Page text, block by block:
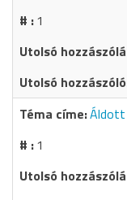
1
Áldott
1